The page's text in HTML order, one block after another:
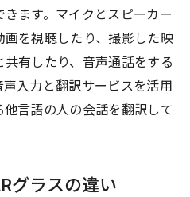
ます。マイクとスピーカー
を視聴したり、撮影した映
有したり、音声通話をする
入力と翻訳サービスを活用
言語の人の会話を翻訳して
グラスの違い